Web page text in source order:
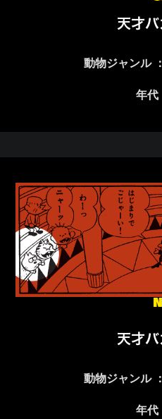
天才
動物ジャンル ：
年代
天才
動物ジャンル ：
年代